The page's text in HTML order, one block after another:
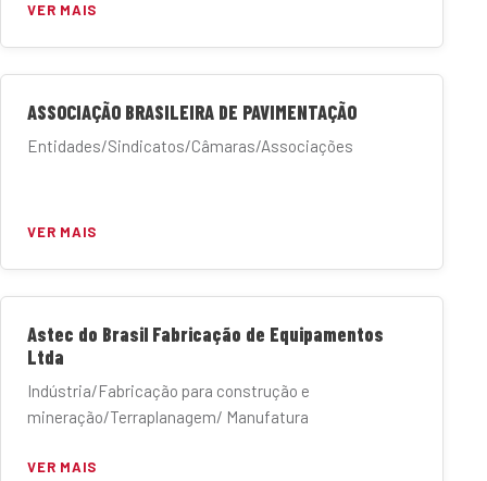
VER MAIS
ASSOCIAÇÃO BRASILEIRA DE PAVIMENTAÇÃO
Entidades/Sindicatos/Câmaras/Associações
VER MAIS
Astec do Brasil Fabricação de Equipamentos
Ltda
Indústria/Fabricação para construção e
mineração/Terraplanagem/ Manufatura
VER MAIS